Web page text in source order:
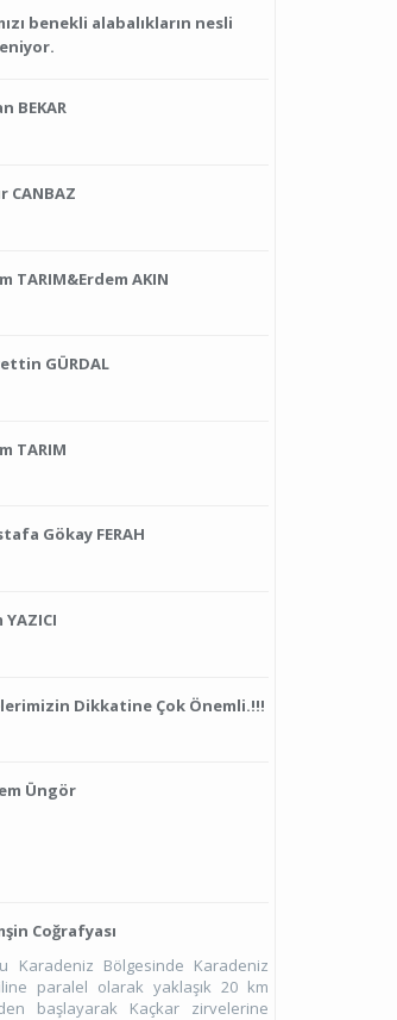
benekli alabalıkların nesli
BEKAR
CANBAZ
TARIM&Erdem AKIN
GÜRDAL
TARIM
Gökay FERAH
YAZICI
Dikkatine Çok Önemli.!!!
Üngör
Coğrafyası
Karadeniz Bölgesinde Karadeniz
paralel olarak yaklaşık 20 km
başlayarak Kaçkar zirvelerine